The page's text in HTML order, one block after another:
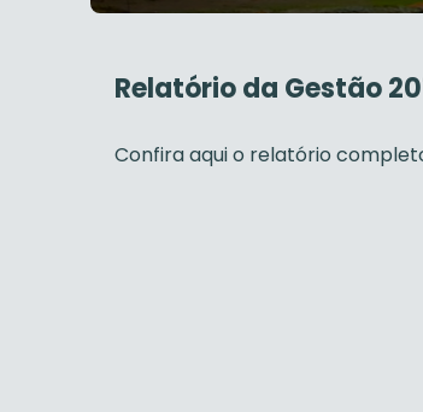
Relatório da Gestão
Confira aqui o relatório